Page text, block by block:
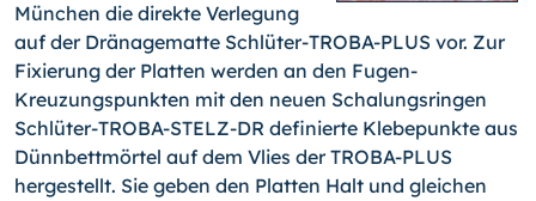
München die direkte Verlegung
auf der Dränagematte Schlüter-TROBA-PLUS vor. Zur
Fixierung der Platten werden an den Fugen-
Kreuzungspunkten mit den neuen Schalungsringen
Schlüter-TROBA-STELZ-DR definierte Klebepunkte aus
Dünnbettmörtel auf dem Vlies der TROBA-PLUS
hergestellt. Sie geben den Platten Halt und gleichen